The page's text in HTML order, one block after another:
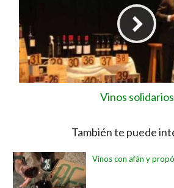
Vinos solidarios
También te puede
Vinos con afán y